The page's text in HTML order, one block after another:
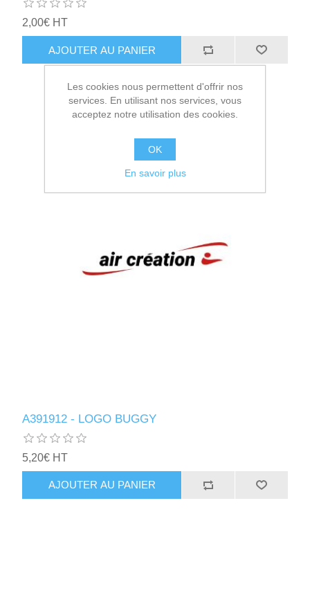
2,00€ HT
AJOUTER AU PANIER
A391912 - LOGO BUGGY
5,20€ HT
AJOUTER AU PANIER
Les cookies nous permettent d'offrir nos
services. En utilisant nos services, vous
acceptez notre utilisation des cookies.
OK
En savoir plus